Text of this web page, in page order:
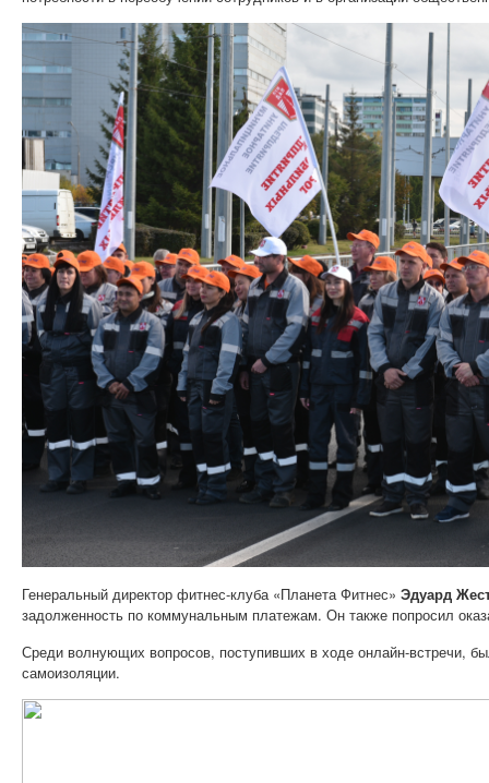
Генеральный директор фитнес-клуба «Планета Фитнес» Эдуард
задолженность по коммунальным платежам. Он также попросил
Среди волнующих вопросов, поступивших в ходе онлайн-встречи,
самоизоляции.